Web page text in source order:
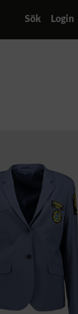
Sök Login